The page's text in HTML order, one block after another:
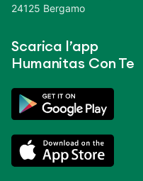
24125 Bergamo
Scarica l’app
Humanitas Con Te